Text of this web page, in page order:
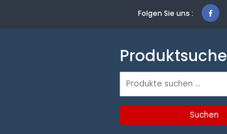
Folgen Sie uns :
Produktsuche
Suchen
Suchen